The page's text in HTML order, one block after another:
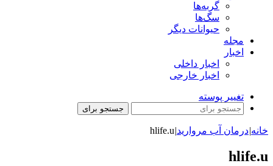
گربه‌ها
سگ‌ها
حیوانات دیگر
مجله
اخبار
اخبار داخلی
اخبار خارجی
تغییر پوسته
جستجو برای
خانه|درمان آب مروارید|
hlife.u
hlife.u